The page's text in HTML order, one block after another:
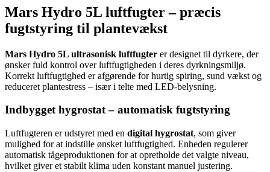
Mars Hydro 5L luftfugter – præcis
fugtstyring til plantevækst
Mars Hydro 5L ultrasonisk luftfugter er designet til dyrkere, der
ønsker fuld kontrol over luftfugtigheden i deres dyrkningsmiljø.
Korrekt luftfugtighed er afgørende for hurtig spiring, sund vækst og
reduceret plantestress – især i telte med LED-belysning.
Indbygget hygrostat – automatisk fugtstyring
Luftfugteren er udstyret med en digital hygrostat, som giver
mulighed for at indstille ønsket luftfugtighed. Enheden regulerer
automatisk tågeproduktionen for at opretholde det valgte niveau,
hvilket giver et stabilt klima uden konstant manuel justering.